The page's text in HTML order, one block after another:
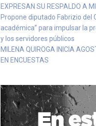
EXPRESAN SU RESPALDO A
Propone diputado Fabrizio del
académica” para impulsar la
y los servidores públicos
MILENA QUIROGA INICIA
EN ENCUESTAS